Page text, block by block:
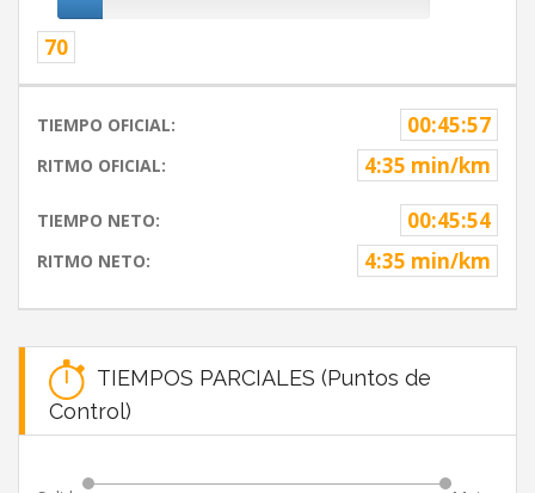
70
TIEMPO OFICIAL: 00:45:57
RITMO OFICIAL: 4:35 min/km
TIEMPO NETO: 00:45:54
RITMO NETO: 4:35 min/km
TIEMPOS PARCIALES (Puntos de
Control)